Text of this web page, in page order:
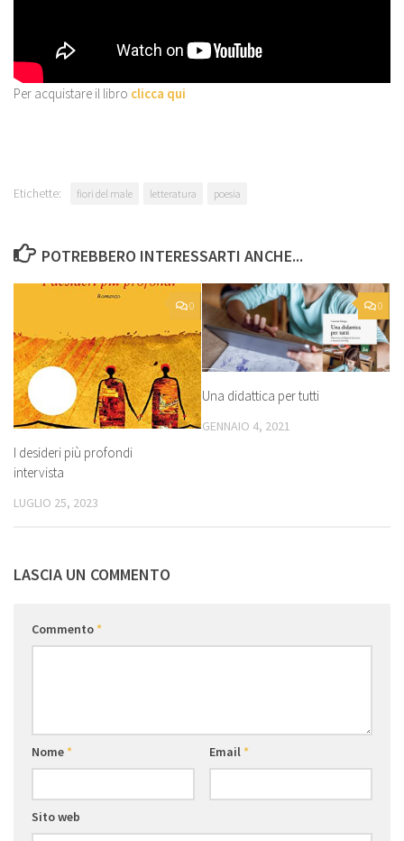
Per acquistare il libro clicca qui
Etichette: fiori del male letteratura poesia
POTREBBERO INTERESSARTI ANCHE...
0
I desideri più profondi
intervista
LUGLIO 25, 2023
0
Una didattica per tutti
GENNAIO 4, 2021
LASCIA UN COMMENTO
Commento*
Nome* Email*
Sito web